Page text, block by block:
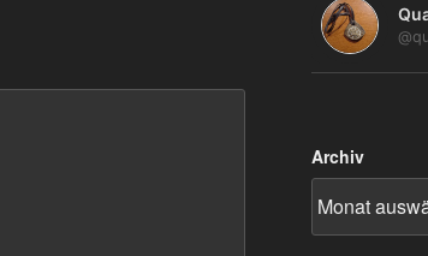
Archiv